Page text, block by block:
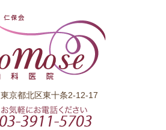
東京都北区東十条2-12-17